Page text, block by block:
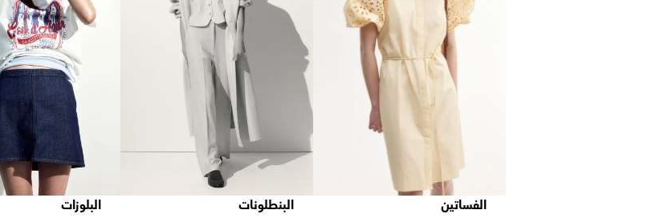
الفساتين البنطلونات البلوزات